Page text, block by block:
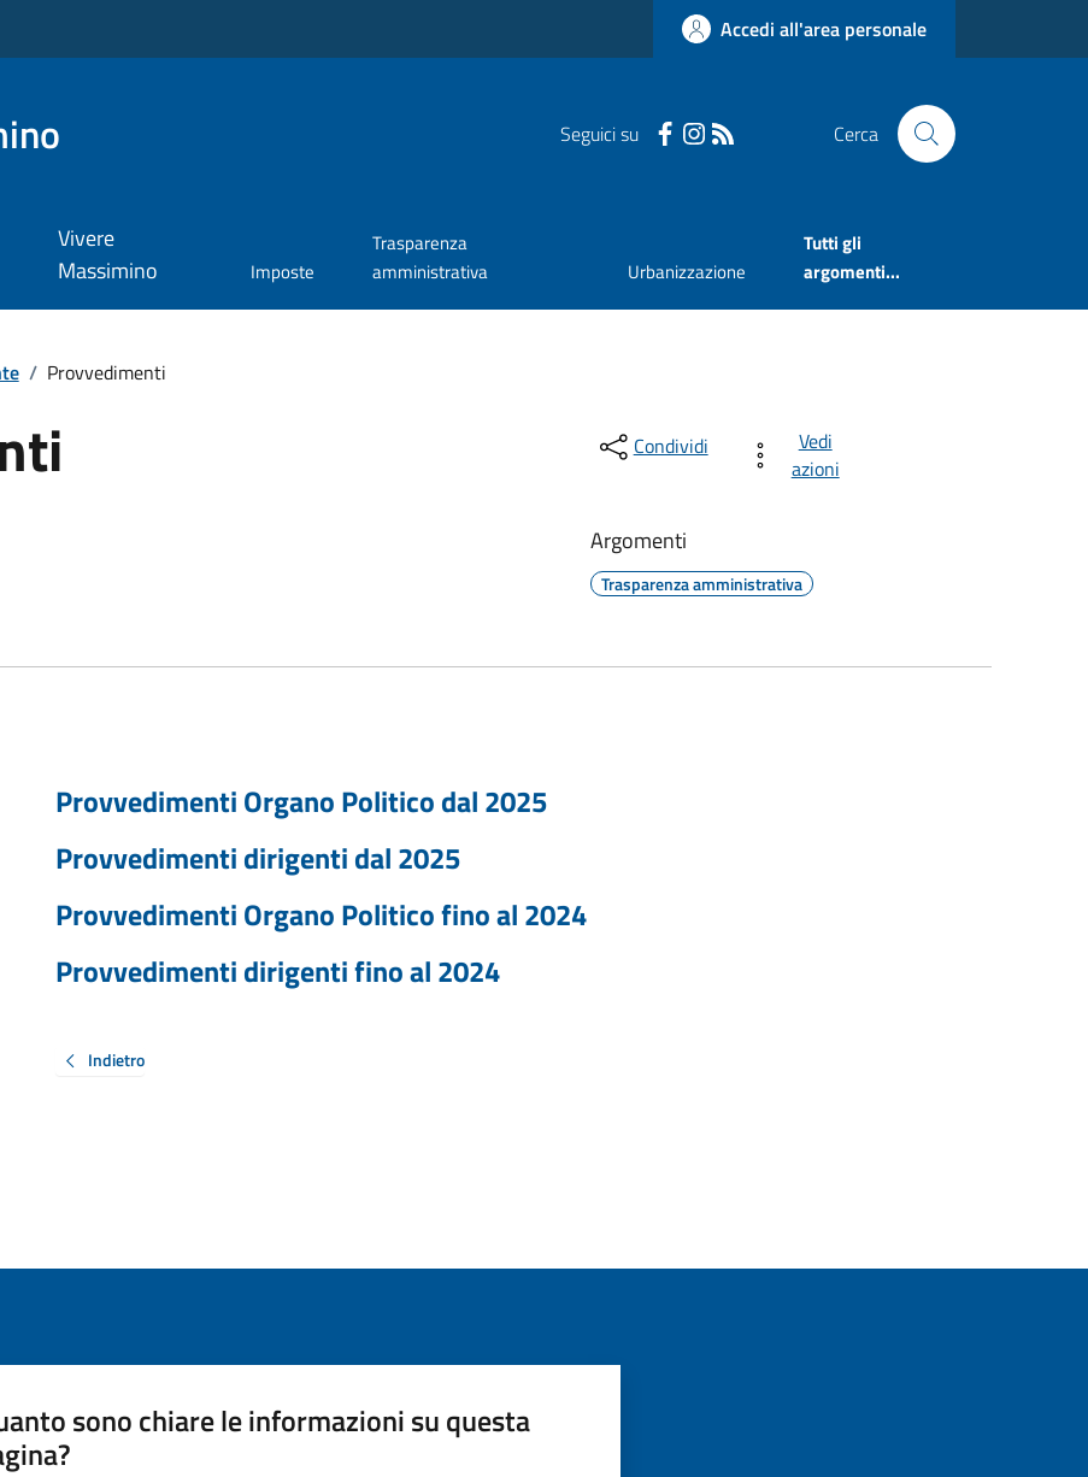
Accedi all'area personale
Seguici su Cerca
Vivere
Massimino
Imposte
Trasparenza
amministrativa
Urbanizzazione
Tutti gli
argomenti...
/ Provvedimenti
Condividi
Vedi
azioni
Argomenti
Trasparenza amministrativa
Provvedimenti Organo Politico dal 2025
Provvedimenti dirigenti dal 2025
Provvedimenti Organo Politico fino al 2024
Provvedimenti dirigenti fino al 2024
Indietro
sono chiare le informazioni su questa